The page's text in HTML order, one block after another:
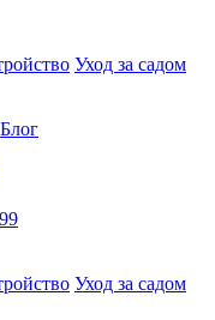
Уход за садом
Блог
Уход за садом